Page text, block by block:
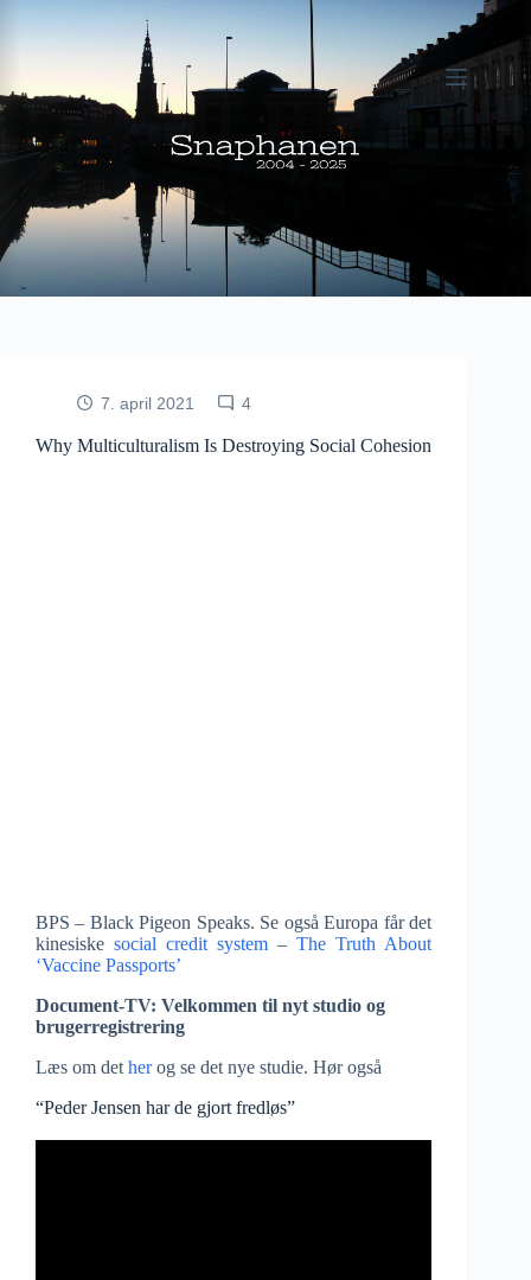
7. april 2021 4
Why Multiculturalism Is Destroying Social Cohesion
BPS – Black Pigeon Speaks. Se også Europa får det
kinesiskesocial credit system –The Truth About
‘Vaccine Passports’
Document-TV: Velkommen til nyt studio og
brugerregistrering
Læs om det herog se det nye studie. Hør også
“Peder Jensen har de gjort fredløs”